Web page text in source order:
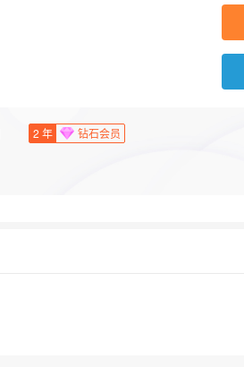
2 年 钻石会员